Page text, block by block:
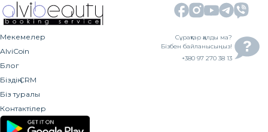
Мекемелер
AlviCoin
Блог
Біздің CRM
Біз туралы
Контактілер
Сұрақтар қалды ма?
Бізбен байланысыңыз!
+380 97 270 38 13